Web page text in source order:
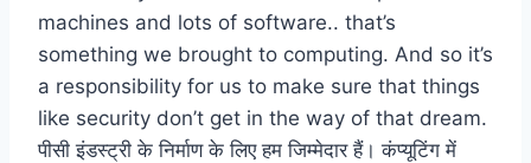
machines and lots of software.. that’s
something we brought to computing. And so it’s
a responsibility for us to make sure that things
like security don’t get in the way of that dream.
पीसी इंडस्ट्री के निर्माण के लिए हम जिम्मेदार हैं। कंप्यूटिंग में